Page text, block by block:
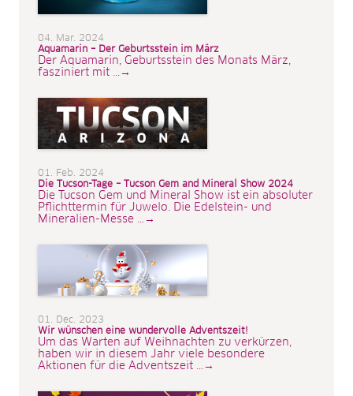
04. Mar. 2024
Aquamarin – Der Geburtsstein im März
Der Aquamarin, Geburtsstein des Monats März,
fasziniert mit ...→
01. Feb. 2024
Die Tucson-Tage – Tucson Gem and Mineral Show 2024
Die Tucson Gem und Mineral Show ist ein absoluter
Pflichttermin für Juwelo. Die Edelstein- und
Mineralien-Messe ...→
01. Dec. 2023
Wir wünschen eine wundervolle Adventszeit!
Um das Warten auf Weihnachten zu verkürzen,
haben wir in diesem Jahr viele besondere
Aktionen für die Adventszeit ...→